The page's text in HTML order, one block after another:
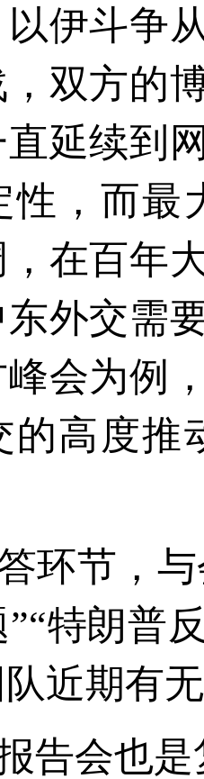
伊斗争
双方的
延续到
性，而最
在百年
东外交需
会为例
的高度推
环节，
特朗普
近期有
告会也